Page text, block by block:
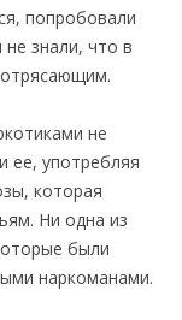
попробовали
знали, что в
не
ее, употребляя
которая
Ни одна из
были
наркоманами.